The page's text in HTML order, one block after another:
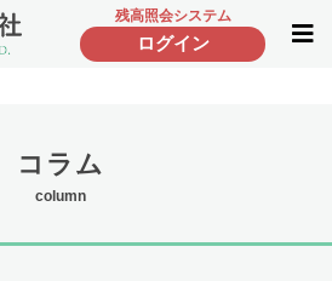
残高照会システム
ログイン
コラム
column